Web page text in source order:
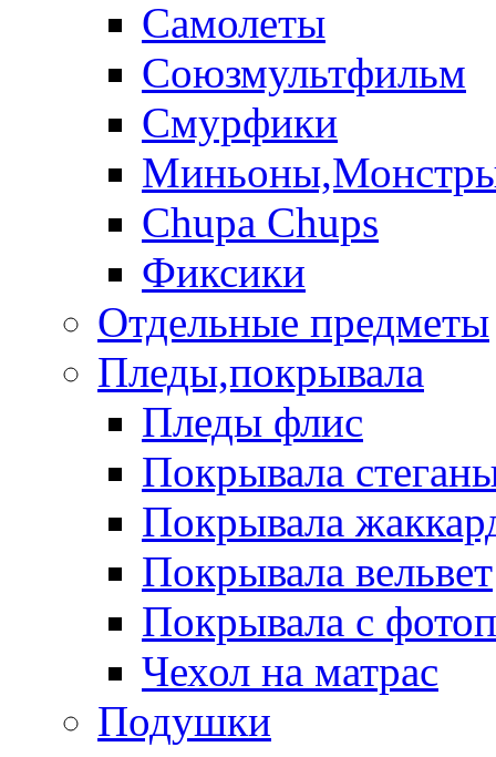
Самолеты
Союзмультфильм
Смурфики
Chupa Chups
Фиксики
Отдельные предметы
Пледы,покрывала
Пледы флис
Покрывала
Покрывала
Покрывала вельвет
Покрывала с
Чехол на матрас
Подушки